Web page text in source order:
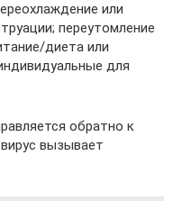
или
переутомление
диета или
для
обратно к
вызывает